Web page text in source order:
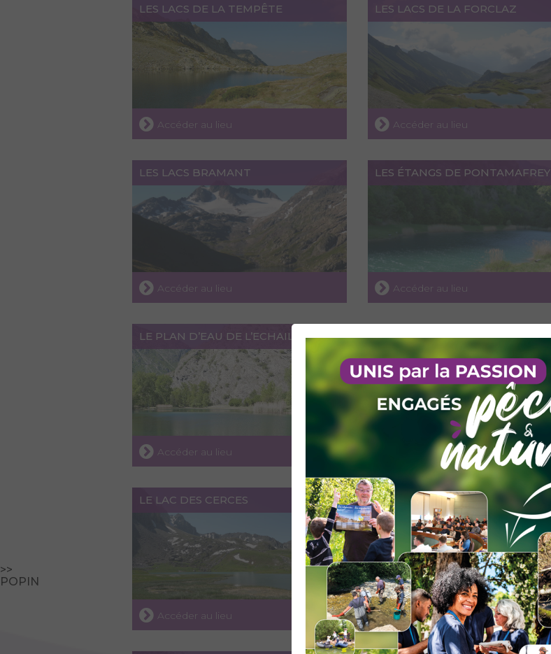
>>
POPIN
LES LACS DE LA TEMPÊTE
Accéder au lieu
LES LACS DE LA FORCLAZ
Accéder au lieu
LES LACS BRAMANT
Accéder au lieu
LES ÉTANGS DE PONTAMAFREY
Accéder au lieu
LE PLAN D’EAU DE L’ECHAILLON
Accéder au lieu
LE LAC NOIR
Accéder au lieu
LE LAC DES CERCES
Accéder au lieu
LE LAC DE PRESSET
Accéder au lieu